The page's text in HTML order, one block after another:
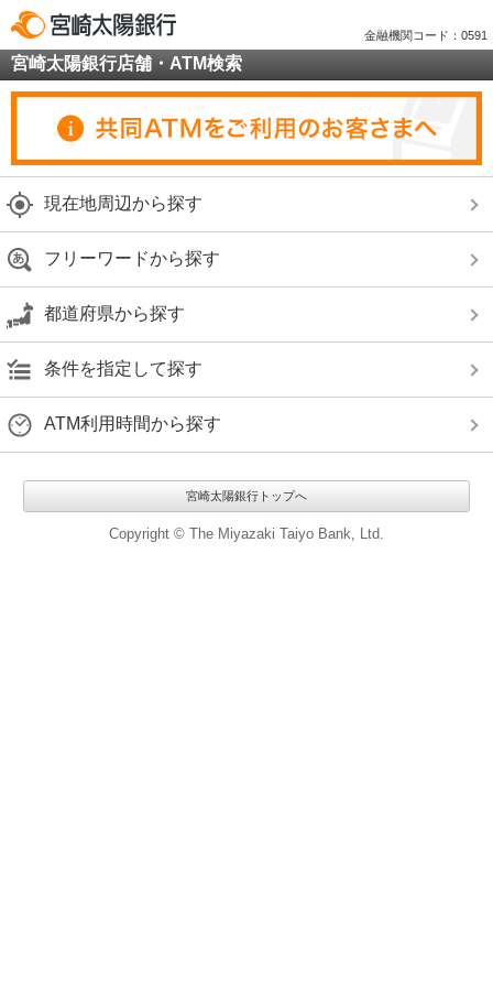
金融機関コード：0591
宮崎太陽銀行店舗・ATM検索
現在地周辺から探す
フリーワードから探す
都道府県から探す
条件を指定して探す
ATM利用時間から探す
宮崎太陽銀行トップへ
Copyright © The Miyazaki Taiyo Bank, Ltd.